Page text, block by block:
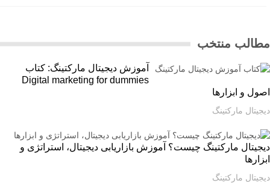
منتخب
آموزش دیجیتال مارکتینگ: کتاب
Digital marketing for dummies
و ابزارها
مارکتینگ
مارکتینگ چیست؟ آموزش بازاریابی دیجیتال، استراتژی و
مارکتینگ